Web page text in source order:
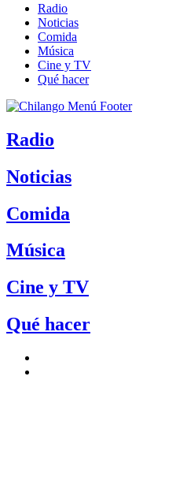
Radio
Noticias
Comida
Música
Cine y TV
Qué hacer
Radio
Noticias
Comida
Música
Cine y TV
Qué hacer